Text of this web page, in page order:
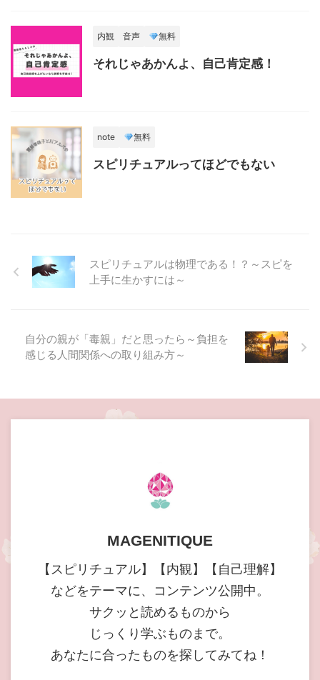
内観 音声 無料
それじゃあかんよ、自己肯定感！
note 無料
スピリチュアルってほどでもない
スピリチュアルは物理である！？～スピを
上手に生かすには～
自分の親が「毒親」だと思ったら～負担を
感じる人間関係への取り組み方～
MAGENITIQUE
【スピリチュアル】【内観】【自己理解】
などをテーマに、コンテンツ公開中。
サクッと読めるものから
じっくり学ぶものまで。
あなたに合ったものを探してみてね！